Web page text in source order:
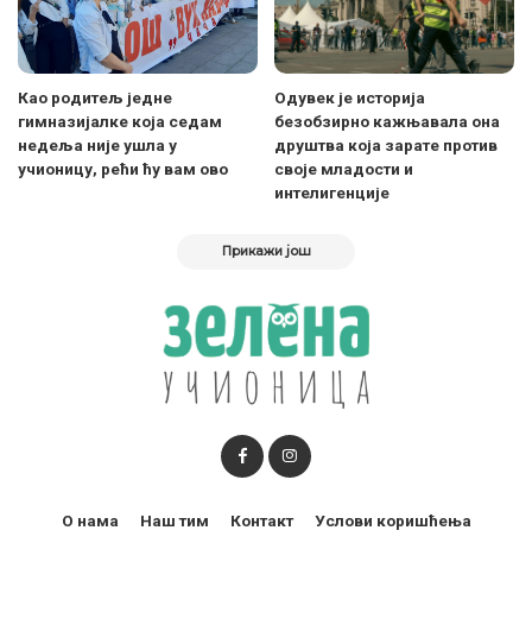
Као родитељ једне
гимназијалке која седам
недеља није ушла у
учионицу, рећи ћу вам ово
Одувек је историја
безобзирно кажњавала она
друштва која зарате против
своје младости и
интелигенције
Прикажи још
О нама Наш тим Контакт Услови коришћења